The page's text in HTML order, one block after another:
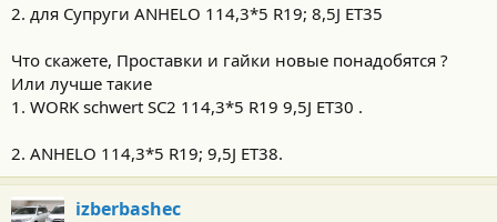
2. для Супруги ANHELO 114,3*5 R19; 8,5J ЕТ35
Что скажете, Проставки и гайки новые понадобятся ?
Или лучше такие
1. WORK schwert SC2 114,3*5 R19 9,5J ET30 .
2. ANHELO 114,3*5 R19; 9,5J ET38.
izberbashec